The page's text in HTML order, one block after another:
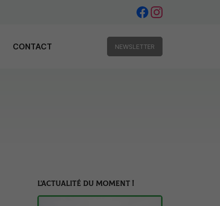
CONTACT NEWSLETTER
L'ACTUALITÉ DU MOMENT !